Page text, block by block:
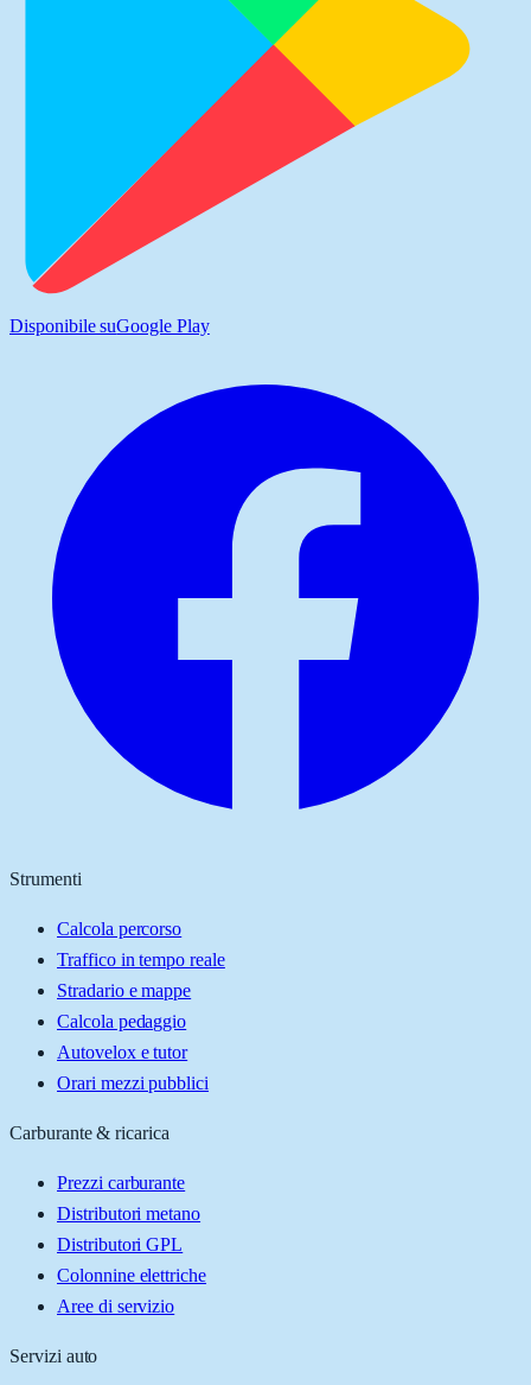
Disponibile suGoogle Play
Strumenti
Calcola percorso
Traffico in tempo reale
Stradario e mappe
Calcola pedaggio
Autovelox e tutor
Orari mezzi pubblici
Carburante & ricarica
Prezzi carburante
Distributori metano
Distributori GPL
Colonnine elettriche
Aree di servizio
Servizi auto